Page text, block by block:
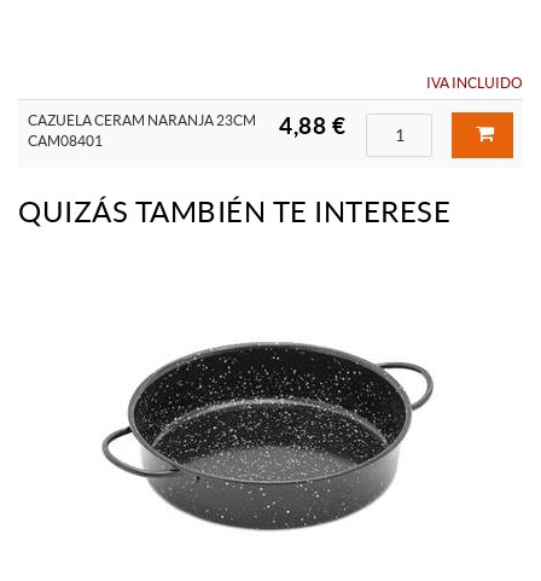
IVA INCLUIDO
CAZUELA CERAM NARANJA 23CM
CAM08401
4,88 €
QUIZÁS TAMBIÉN TE INTERESE